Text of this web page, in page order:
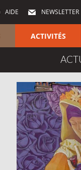
AIDE NEWSLETTER
ACTIVITÉS